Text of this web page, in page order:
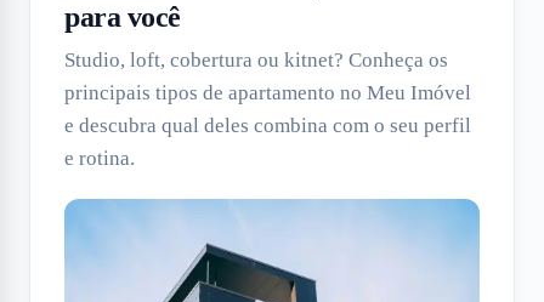
para você
Studio, loft, cobertura ou kitnet? Conheça os
principais tipos de apartamento no Meu Imóvel
e descubra qual deles combina com o seu perfil
e rotina.